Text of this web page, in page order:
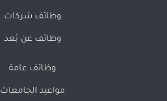
وظائف شركات
وظائف عن بُعد
وظائف عامة
مواعيد الجامعات